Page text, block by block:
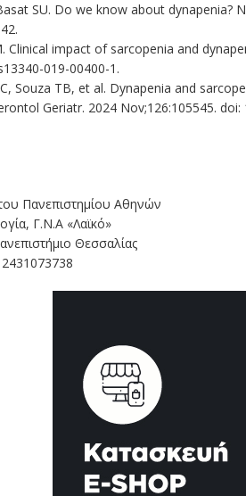
SU. Do we know about dynapenia?
Clinical impact of sarcopenia and
019-00400-1.
Souza TB, et al. Dynapenia and
Geriatr. 2024 Nov;126:105545. doi:
Πανεπιστημίου Αθηνών
Γ.Ν.Α «Λαϊκό»
Θεσσαλίας
2431073738